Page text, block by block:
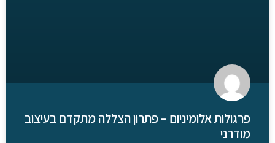
פרגולות אלומיניום – פתרון הצללה מתקדם בעיצוב
מודרני